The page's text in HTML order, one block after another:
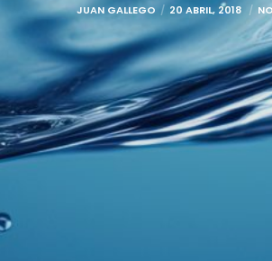
JUAN GALLEGO 20 ABRIL, 2018